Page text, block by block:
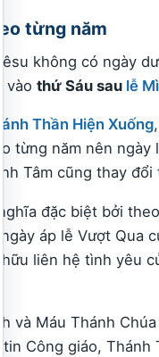
từng năm
không có ngày
vào thứ Sáu sau lễ
Thần Hiện Xuống
từng năm nên ngày
Tâm cũng thay đổi
đặc biệt bởi
áp lễ Vượt Qua
liên hệ tình yêu
và Máu Thánh
tin Công giáo,